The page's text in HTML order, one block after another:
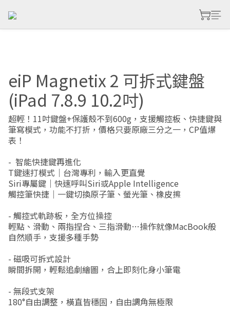
eiP Magnetix 2 可拆式鍵盤
(iPad 7.8.9 10.2吋)
超輕！11吋鍵盤+保護殼不到600g，支援觸控板、快捷鍵與
筆寫模式，功能不打折，價格只要原廠三分之一，CP值爆
表！
-  智能快捷鍵再進化
T鍵速打模式｜台灣專利，輸入更直覺
Siri專屬鍵｜快速呼叫Siri或Apple Intelligence
觸控筆快捷｜一鍵切換原子筆、螢光筆、橡皮擦
- 觸控式軌跡板，全方位操控
輕點、滑動、兩指捏合、三指滑動…操作就像MacBook般
自然順手，支援多種手勢
- 磁吸可拆式設計
瞬間拆開，輕鬆追劇繪圖，合上即刻化身小筆電
- 無段式支架
180°自由調整，橫直皆穩固，自由調角無極限